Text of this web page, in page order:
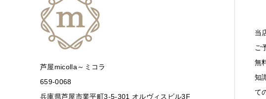
芦屋micolla～ミコラ
659-0068
兵庫県芦屋市業平町3-5-301 オルヴィスビル3F
当
ご
無
知
て